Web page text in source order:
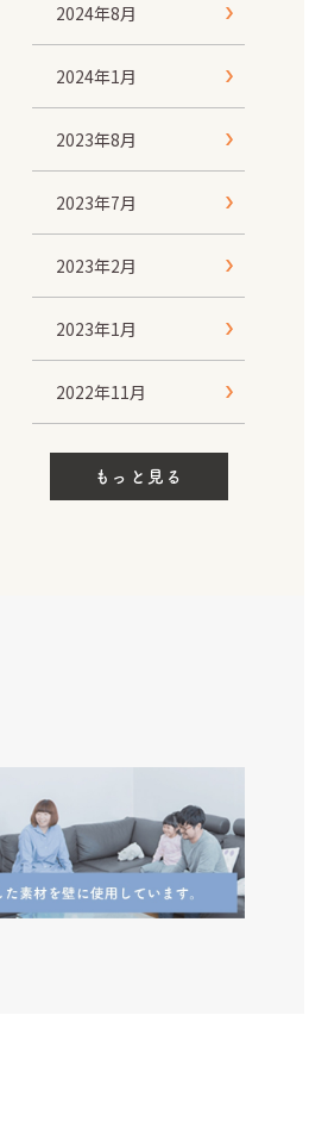
2024年8月
2024年1月
2023年8月
2023年7月
2023年2月
2023年1月
2022年11月
もっと見る